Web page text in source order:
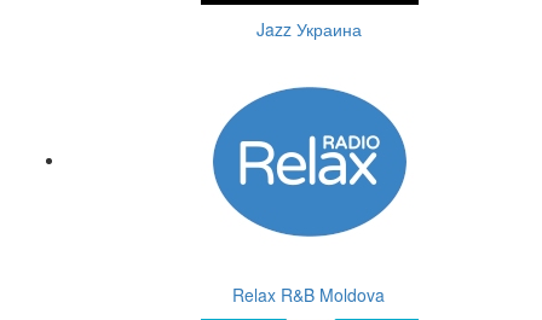
Jazz Украина
Relax R&B Moldova